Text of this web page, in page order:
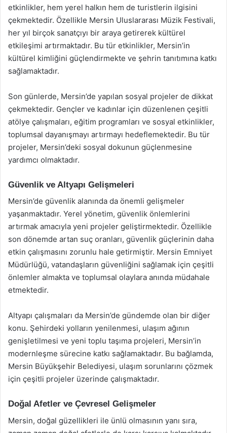
etkinlikler, hem yerel halkın hem de turistlerin ilgisini
çekmektedir. Özellikle Mersin Uluslararası Müzik Festivali,
her yıl birçok sanatçıyı bir araya getirerek kültürel
etkileşimi artırmaktadır. Bu tür etkinlikler, Mersin’in
kültürel kimliğini güçlendirmekte ve şehrin tanıtımına katkı
sağlamaktadır.
Son günlerde, Mersin’de yapılan sosyal projeler de dikkat
çekmektedir. Gençler ve kadınlar için düzenlenen çeşitli
atölye çalışmaları, eğitim programları ve sosyal etkinlikler,
toplumsal dayanışmayı artırmayı hedeflemektedir. Bu tür
projeler, Mersin’deki sosyal dokunun güçlenmesine
yardımcı olmaktadır.
Güvenlik ve Altyapı Gelişmeleri
Mersin’de güvenlik alanında da önemli gelişmeler
yaşanmaktadır. Yerel yönetim, güvenlik önlemlerini
artırmak amacıyla yeni projeler geliştirmektedir. Özellikle
son dönemde artan suç oranları, güvenlik güçlerinin daha
etkin çalışmasını zorunlu hale getirmiştir. Mersin Emniyet
Müdürlüğü, vatandaşların güvenliğini sağlamak için çeşitli
önlemler almakta ve toplumsal olaylara anında müdahale
etmektedir.
Altyapı çalışmaları da Mersin’de gündemde olan bir diğer
konu. Şehirdeki yolların yenilenmesi, ulaşım ağının
genişletilmesi ve yeni toplu taşıma projeleri, Mersin’in
modernleşme sürecine katkı sağlamaktadır. Bu bağlamda,
Mersin Büyükşehir Belediyesi, ulaşım sorunlarını çözmek
için çeşitli projeler üzerinde çalışmaktadır.
Doğal Afetler ve Çevresel Gelişmeler
Mersin, doğal güzellikleri ile ünlü olmasının yanı sıra,